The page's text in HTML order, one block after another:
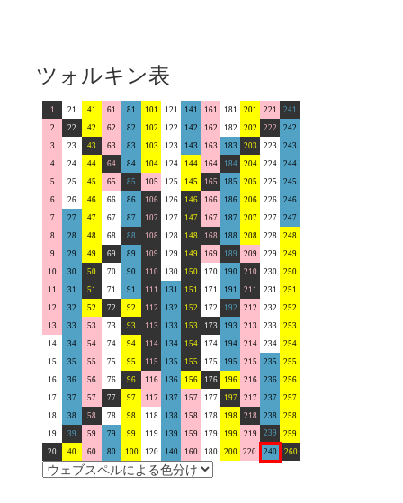
ツォルキン表
1 21 41 61 81 101 121 141 161 181 201 221
241
2
22 42 62 82 102 122 142 162 182 202 222
242
3
23 43 63 83 103 123 143 163 183 203 223
243
4
24 44 64 84 104 124 144 164 184 204 224
244
5
25 45 65 85 105 125 145 165 185 205 225
245
6
26 46 66 86 106 126 146 166 186 206 226
246
7
27 47 67 87 107 127 147 167 187 207 227
247
8
28 48 68 88 108 128 148 168 188 208 228
248
9
29 49 69 89 109 129 149 169 189 209 229
249
10
30 50 70 90 110 130 150 170 190 210 230
250
11
31 51 71 91 111 131 151 171 191 211 231
251
12
32 52 72 92 112 132 152 172 192 212 232
252
13
33 53 73 93 113 133 153 173 193 213 233
253
14
34 54 74 94 114 134 154 174 194 214 234
254
15
35 55 75 95 115 135 155 175 195 215 235
255
16
36 56 76 96 116 136 156 176 196 216 236
256
17
37 57 77 97 117 137 157 177 197 217 237
257
18
38 58 78 98 118 138 158 178 198 218 238
258
19
39 59 79 99 119 139 159 179 199 219 239
259
20
40 60 80 100 120 140 160 180 200 220 240 260